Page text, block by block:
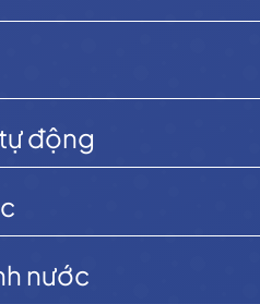
động
nước
lọc nước
gia đình hiện
Tin tức